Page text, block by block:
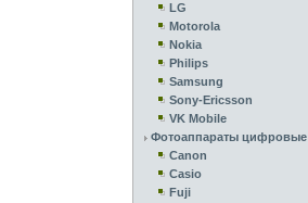
LG
Motorola
Nokia
Philips
Samsung
Sony-Ericsson
VK Mobile
Фотоаппараты цифровые
Canon
Casio
Fuji